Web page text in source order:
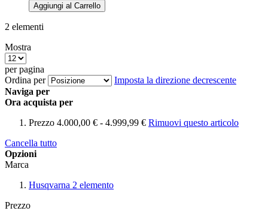
Aggiungi al Carrello
2 elementi
Mostra
per pagina
Ordina per
Imposta la direzione decrescente
Naviga per
Ora acquista per
Prezzo 4.000,00 € - 4.999,99 € Rimuovi questo articolo
Cancella tutto
Opzioni
Marca
Husqvarna 2 elemento
Prezzo